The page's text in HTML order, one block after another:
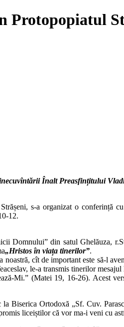
Protopopiatul
Înalt Preasfințitului
s-a organizat o conferință cu
12.
Domnului” din satul Ghelăuza,
„Hristos în viața tinerilor”.
cît de important este să-l
le-a transmis tinerilor
Mi.” (Matei 19, 16-26). Acest
la Biserica Ortodoxă „Sf. Cuv.
liceiștilor că vor ma-i veni cu